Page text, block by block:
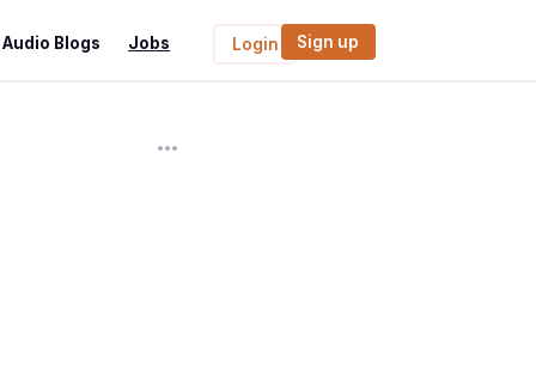
Audio Blogs Jobs Login Sign up